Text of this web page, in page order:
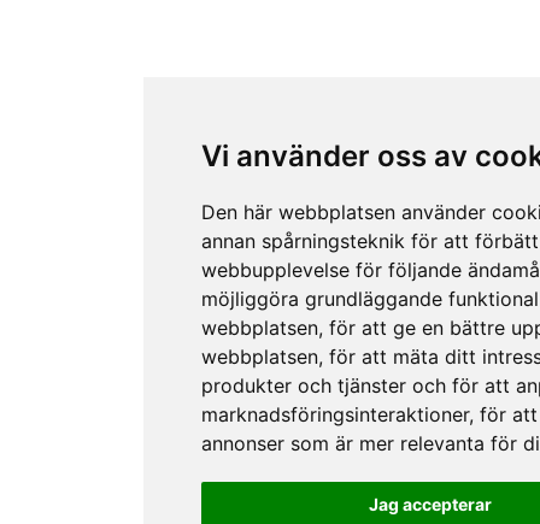
Vi använder oss av
Den här webbplatsen använder
annan spårningsteknik för att
webbupplevelse för följande
möjliggöra grundläggande
webbplatsen, för att ge en bättre
webbplatsen, för att mäta ditt
produkter och tjänster och för att
marknadsföringsinteraktioner, för att
annonser som är mer relevanta för
Jag accepterar